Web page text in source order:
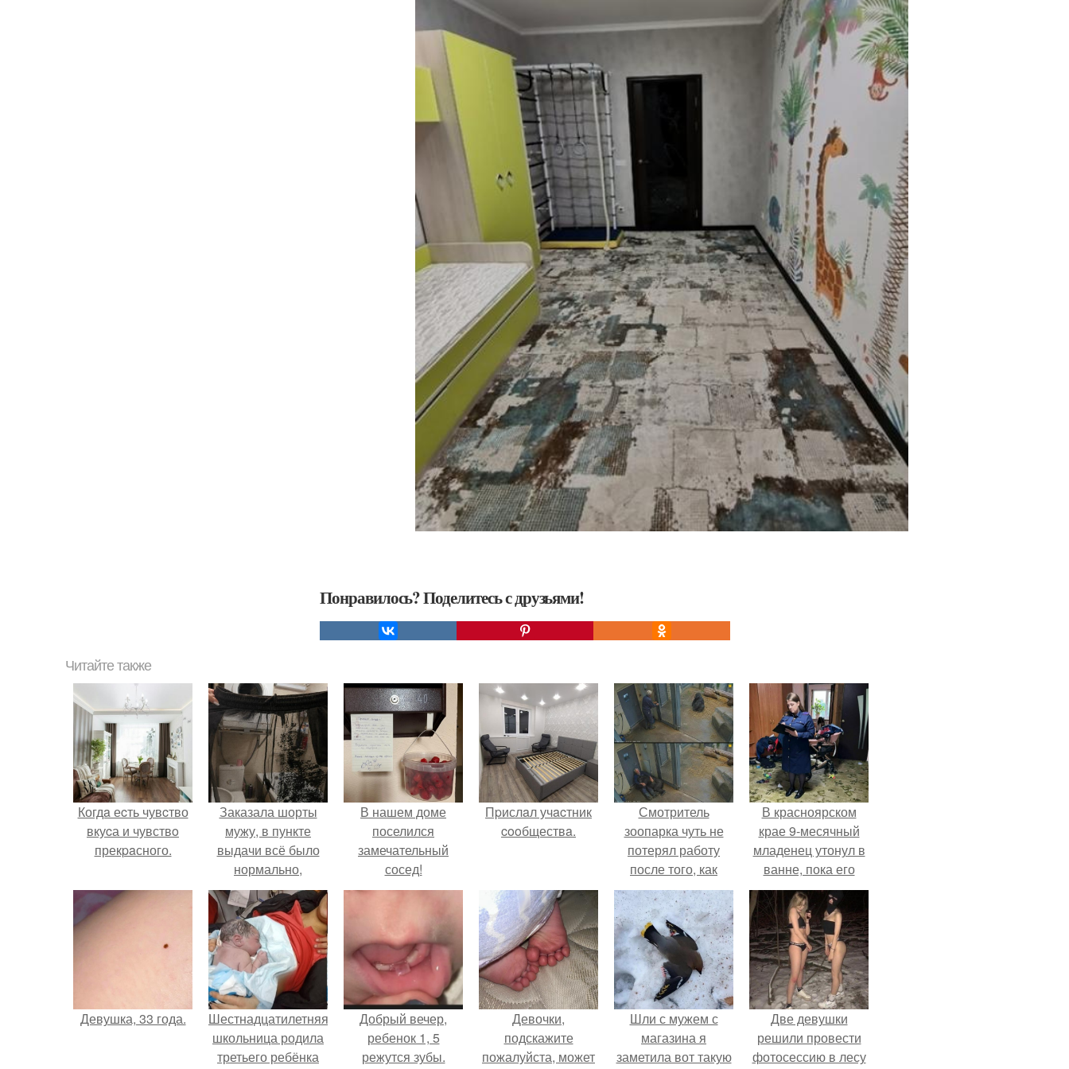
Понравилось? Поделитесь с друзьями!
Читайте также
Когдa еcть чувcтво
вкуcа и чувствo
прекpaсного.
Заказала шорты
мужу, в пункте
выдачи всё было
нормально,
примерил все
хорошо, ничего не
предвещало беды.
В нашем доме
поселился
замечательный
сосед!
Пpислaл учacтник
cooбществa.
Смотритель
зоопарка чуть не
потерял работу
после того, как
камеры заметили,
как он ночью
пробирается в
вольер к горилле.
В красноярском
крае 9-месячный
младенец утонул в
ванне, пока его
мама слушала
музыку и танцевала
на кухне.
Девушка, 33 года.
Шестнадцатилетняя
школьница родила
третьего ребёнка
Добрый вечер,
ребенок 1, 5
режутся зубы.
Девочки,
подскажите
пожалуйста, может
Шли с мужем с
магазина я
заметила вот такую
Две девушки
решили провести
фотосессию в лесу